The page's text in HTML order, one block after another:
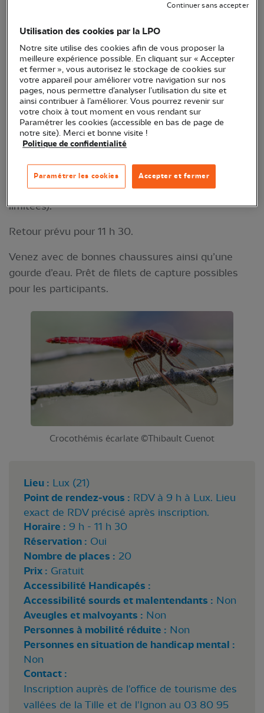
libellules qui s'y reproduisent. L’occasion d’apprendre
à mieux connaître ces insectes fascinants apparus
sur terre bien avant les dinosaures.
Animé par Antoine Rougeron, en partenariat avec
la Communauté de communes des vallées de la
Tille et de l'Ignon
RDV à 9 h à Lux.Lieu exact de RDV précisé après
vallées de la Tille et de l'Ignon au 03 80 95 24 03
ou viacovati.tourisme@covati.fr(attention, places
limitées).
Retour prévu pour 11 h 30.
Venez avec de bonnes chaussures ainsi qu’une
gourde d’eau. Prêt de filets de capture possibles
pour les participants.
Crocothémis écarlate ©Thibault Cuenot
Lieu : Lux (21)
Point de rendez-vous : RDV à 9 h à Lux. Lieu
exact de RDV précisé après inscription.
Horaire : 9 h - 11 h 30
Réservation : Oui
Nombre de places : 20
Prix : Gratuit
Accessibilité Handicapés :
Accessibilité sourds et malentendants : Non
Aveugles et malvoyants : Non
Personnes à mobilité réduite : Non
Personnes en situation de handicap mental :
Non
Contact :
Inscription auprès de l'office de tourisme des
vallées de la Tille et de l'Ignon au 03 80 95
Utilisation des cookies par la LPO
Notre site utilise des cookies afin de vous proposer la
meilleure expérience possible. En cliquant sur « Accepter
et fermer », vous autorisez le stockage de cookies sur
votre appareil pour améliorer votre navigation sur nos
pages, nous permettre d’analyser l’utilisation du site et
ainsi contribuer à l’améliorer. Vous pourrez revenir sur
votre choix à tout moment en vous rendant sur
Paramétrer les cookies (accessible en bas de page de
notre site). Merci et bonne visite !
Politique de confidentialité
Accepter et fermer
Paramétrer les cookies
Continuer sans accepter